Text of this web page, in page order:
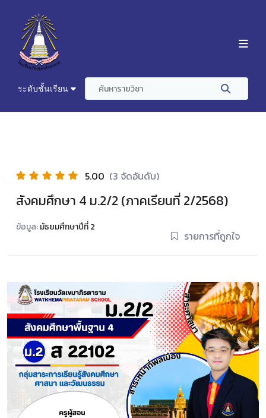
ระดับชั้นเรียน
5.00 (3 จัดอันดับ)
สังคมศึกษา 4 ม.2/2 (ภาคเรียนที่ 2/2568)
ข้อมูล:มัธยมศึกษาปีที่ 2
รายการที่ถูกใจ